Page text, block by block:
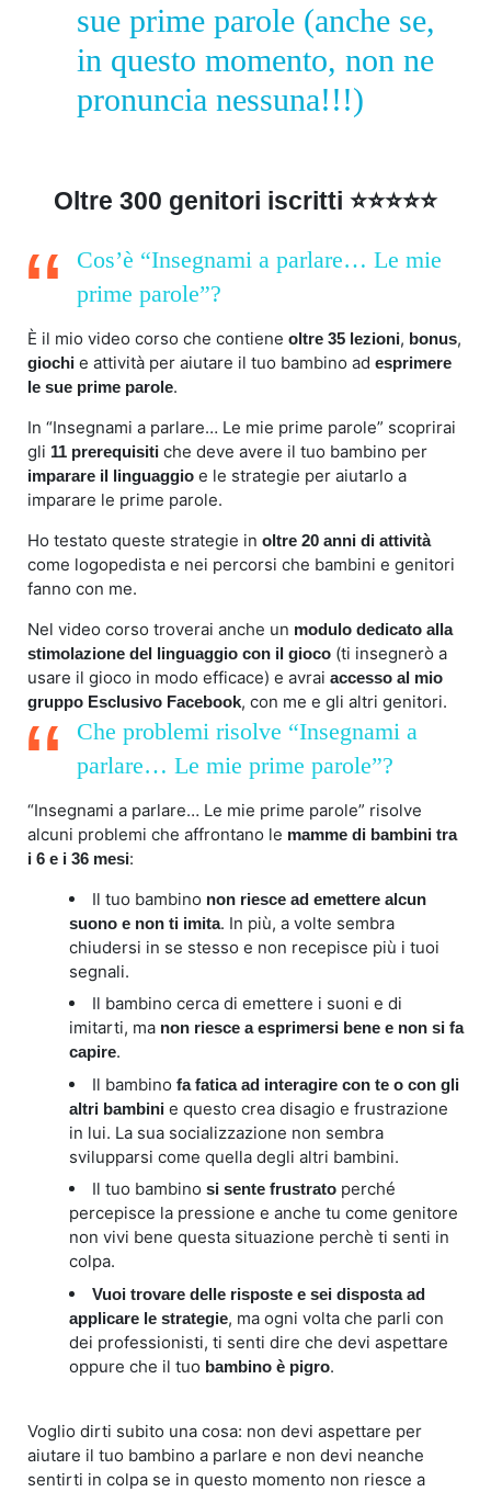
sue prime parole (anche se,
in questo momento, non ne
pronuncia nessuna!!!)
Oltre 300 genitori iscritti ⭐⭐⭐⭐⭐
Cos’è “Insegnami a parlare… Le mie
prime parole”?
È il mio video corso che contiene oltre 35 lezioni, bonus,
giochi e attività per aiutare il tuo bambino ad esprimere
le sue prime parole.
In “Insegnami a parlare… Le mie prime parole” scoprirai
gli 11 prerequisiti che deve avere il tuo bambino per
imparare il linguaggio e le strategie per aiutarlo a
imparare le prime parole.
Ho testato queste strategie in oltre 20 anni di attività
come logopedista e nei percorsi che bambini e genitori
fanno con me.
Nel video corso troverai anche un modulo dedicato alla
stimolazione del linguaggio con il gioco (ti insegnerò a
usare il gioco in modo efficace) e avrai accesso al mio
gruppo Esclusivo Facebook, con me e gli altri genitori.
Che problemi risolve “Insegnami a
parlare… Le mie prime parole”?
“Insegnami a parlare… Le mie prime parole” risolve
alcuni problemi che affrontano le mamme di bambini tra
i 6 e i 36 mesi:
Il tuo bambino non riesce ad emettere alcun
suono e non ti imita. In più, a volte sembra
chiudersi in se stesso e non recepisce più i tuoi
segnali.
Il bambino cerca di emettere i suoni e di
imitarti, ma non riesce a esprimersi bene e non si fa
capire.
Il bambino fa fatica ad interagire con te o con gli
altri bambini e questo crea disagio e frustrazione
in lui. La sua socializzazione non sembra
svilupparsi come quella degli altri bambini.
Il tuo bambino si sente frustrato perché
percepisce la pressione e anche tu come genitore
non vivi bene questa situazione perchè ti senti in
colpa.
Vuoi trovare delle risposte e sei disposta ad
applicare le strategie, ma ogni volta che parli con
dei professionisti, ti senti dire che devi aspettare
oppure che il tuo bambino è pigro.
Voglio dirti subito una cosa: non devi aspettare per
aiutare il tuo bambino a parlare e non devi neanche
sentirti in colpa se in questo momento non riesce a